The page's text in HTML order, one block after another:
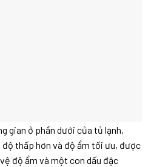
gian ở phần dưới của tủ lạnh,
thấp hơn và độ ẩm tối ưu, được
độ ẩm và một con dấu đặc